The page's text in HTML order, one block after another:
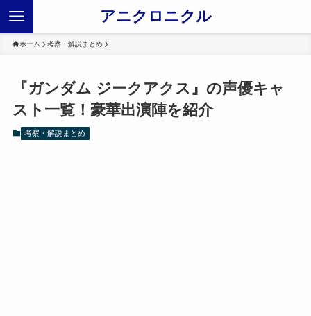
アニクロニクル
ホーム 考察・解説まとめ
『ガンダム ジークアクス』の声優キャ
スト一覧！豪華出演陣を紹介
考察・解説まとめ